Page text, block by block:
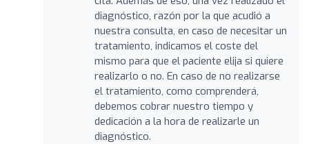
diagnóstico, razón por la que acudió a
nuestra consulta, en caso de necesitar un
tratamiento, indicamos el coste del
mismo para que el paciente elija si quiere
realizarlo o no. En caso de no realizarse
el tratamiento, como comprenderá,
debemos cobrar nuestro tiempo y
dedicación a la hora de realizarle un
diagnóstico.